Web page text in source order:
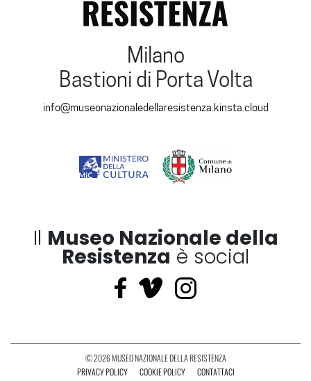
Milano
Bastioni di Porta Volta
info@museonazionaledellaresistenza.kinsta.cloud
Il Museo Nazionale della
Resistenza è social
© 2026 MUSEO NAZIONALE DELLA RESISTENZA
PRIVACY POLICY
COOKIE POLICY CONTATTACI